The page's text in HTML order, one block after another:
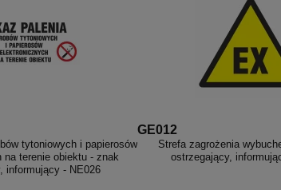
tytoniowych i papierosów
na terenie obiektu - znak
informujący - NE026
GE012
Strefa zagrożenia
ostrzegający,